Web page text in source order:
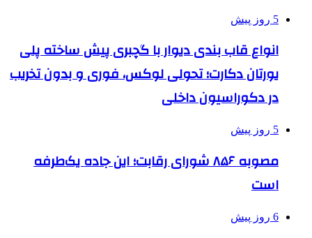
5 روز پیش
انواع قاب بندی دیوار با گچبری پیش ساخته پلی
یورتان دکارت؛ تحولی لوکس، فوری و بدون تخریب
در دکوراسیون داخلی
5 روز پیش
مصوبه ۸۵۶ شورای رقابت؛ این جاده یک‌طرفه
است
6 روز پیش